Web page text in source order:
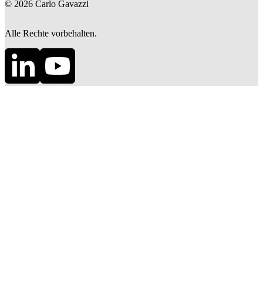
© 2026 Carlo Gavazzi
Alle Rechte vorbehalten.